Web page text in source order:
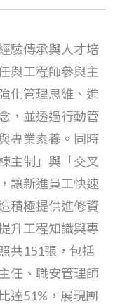
驗傳承與人才培
與工程師參與主
化管理思維、進
，並透過行動管
專業素養。同時
主制」與「交叉
讓新進員工快速
積極提供進修資
升工程知識與專
共151張，包括
任、職安管理師
達51%，展現團